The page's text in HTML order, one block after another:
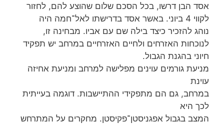
אסד הבן דרשו, בכל הסכם שלום שהוצע להם, לחזור
לקווי 4 ביוני. באשר אסד בדרישתו לאל־חמה היה
נוהג להזכיר כיצד בילה שם עם אביו. מבחינה זו,
לנוכחות האזרחים ולחיים האזרחיים במרחב יש תפקיד
חיוני בהגנת הגבול.
מניעת גורמים עוינים מפלישה למרחב ומניעת אחיזה
עוינת
במרחב, גם הם מתפקידי ההתיישבות. דוגמה בעייתית
לכך היא
המצב בגבול אפגניסטן־פקיסטן. מחקרים על המתרחש